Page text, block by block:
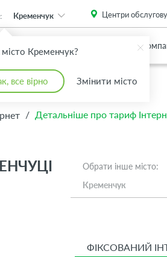
Кременчук?
все вірно Змінити місто
Кременчук Центри
Дому
Про
/ Детальніше про тариф
Обрати інше місто:
Кременчук
ФІКСОВАНИЙ
browser. Please install this critical